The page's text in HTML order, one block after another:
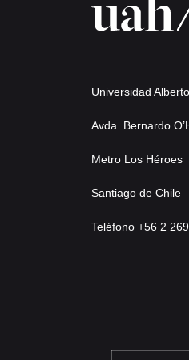
Universidad
Avda. Bernardo
Metro Los Héroes
Santiago de Chile
Teléfono +56 2